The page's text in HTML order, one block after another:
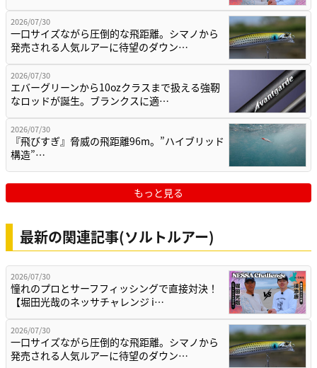
2026/07/30
一口サイズながら圧倒的な飛距離。シマノから
発売される人気ルアーに待望のダウン…
2026/07/30
エバーグリーンから10ozクラスまで扱える強靭
なロッドが誕生。ブランクスに適…
2026/07/30
『飛びすぎ』脅威の飛距離96m。”ハイブリッド
構造”…
もっと見る
最新の関連記事(ソルトルアー)
2026/07/30
憧れのプロとサーフフィッシングで直接対決！
【堀田光哉のネッサチャレンジ i…
2026/07/30
一口サイズながら圧倒的な飛距離。シマノから
発売される人気ルアーに待望のダウン…